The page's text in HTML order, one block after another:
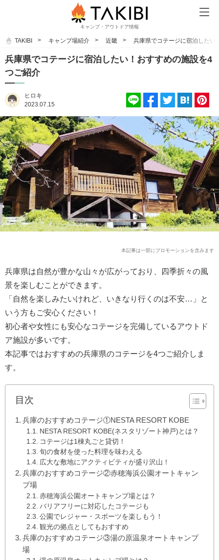
キャンプ・アウトドア情報
TAKIBI キャンプ場紹介 近畿 兵庫県でコテージに宿泊したい
兵庫県でコテージに宿泊したい！おすすめの施設を4
つご紹介
ヒロキ
2023.07.15
本記事は一部にプロモーションを含みます
兵庫県は自然が豊かな山々が広がっており、四季折々の風
景を楽しむことができます。
「自然を楽しみたいけれど、いきなり行くのは不安…」と
いう方もご安心ください！
初心者や女性にも安心なコテージを完備しているアウトド
ア施設が多いです。
本記事ではおすすめの兵庫県のコテージを4つご紹介しま
す。
目次
兵庫のおすすめコテージ①NESTA RESORT KOBE
NESTA RESORT KOBE(ネスタリゾート神戸)とは？
コテージは1棟丸ごと貸切！
旬の食材を使った料理を味わえる
広大な敷地にアクティビティが盛り沢山！
兵庫のおすすめコテージ②赤穂海浜公園オートキャン
プ場
赤穂海浜公園オートキャンプ場とは？
バリアフリーに対応したコテージも
公園でレジャー・スポーツを楽しもう！
観光の拠点としてもおすすめ
兵庫のおすすめコテージ③湯の原温泉オートキャンプ
場